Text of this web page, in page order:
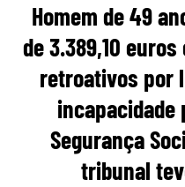
Homem de 49
de 3.389,10
retroativos por
incapacidade
Segurança
tribunal